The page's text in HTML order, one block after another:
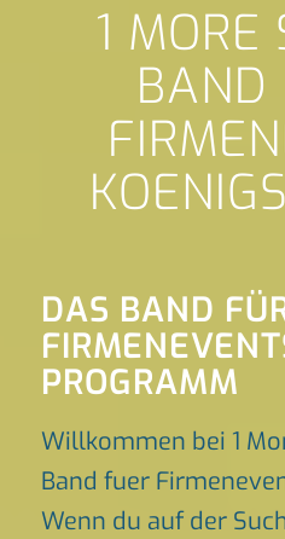
1 MORE
BAND
DAS BAND
PROGRAMM
Willkommen bei 1
Band fuer
Wenn du auf der